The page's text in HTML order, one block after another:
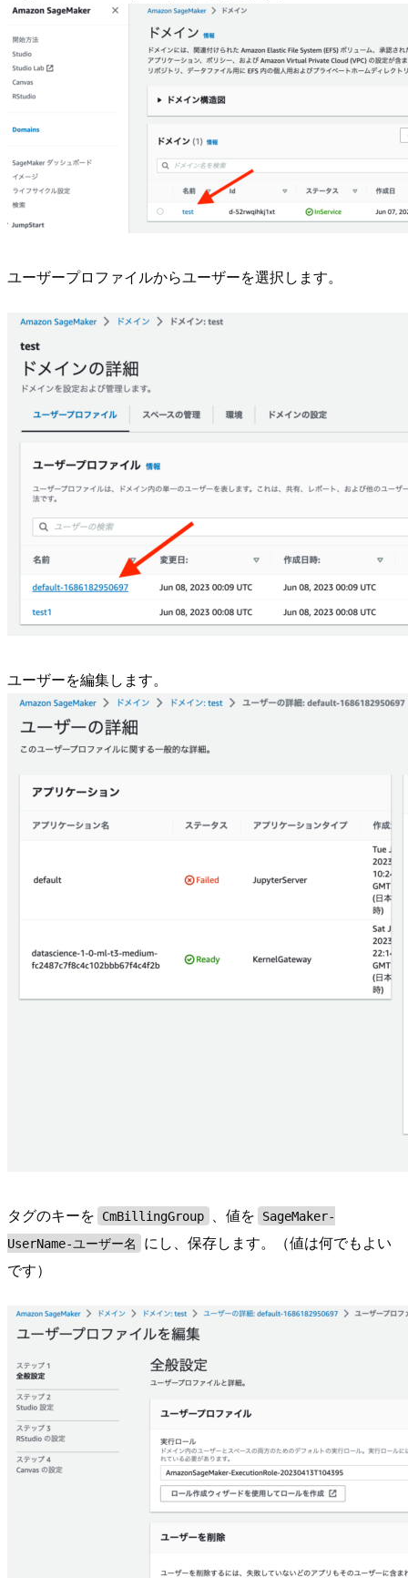
ユーザープロファイルからユーザーを選択します。
ユーザーを編集します。
タグのキーを CmBillingGroup 、値を
SageMaker-
UserName-ユーザー名
にし、保存します。（値は何でもよい
です）